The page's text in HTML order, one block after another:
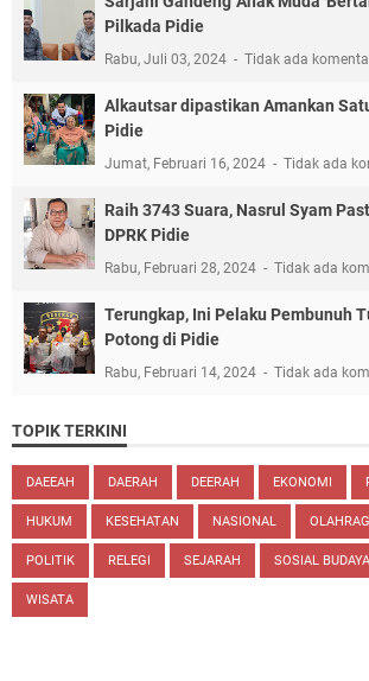
Pilkada Pidie
Rabu, Juli 03, 2024 Tidak ada
Alkautsar dipastikan Amankan
Pidie
Jumat, Februari 16, 2024 Tidak ada
Raih 3743 Suara, Nasrul Syam
DPRK Pidie
Rabu, Februari 28, 2024 Tidak ada
Terungkap, Ini Pelaku Pembunuh
Potong di Pidie
Rabu, Februari 14, 2024 Tidak ada
TOPIK TERKINI
DAEEAH DAERAH DEERAH EKONOMI
HUKUM KESEHATAN NASIONAL
POLITIK RELEGI SEJARAH SOSIAL BUDAYA
WISATA